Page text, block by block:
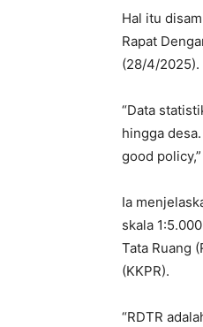
Hal itu
Rapat
(28/4/2025).
“Data
hingga
good
Ia
skala
Tata Ruang
(KKPR).
“RDTR